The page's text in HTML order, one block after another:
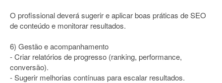
O profissional deverá sugerir e aplicar boas práticas de SEO
de conteúdo e monitorar resultados.
6) Gestão e acompanhamento
- Criar relatórios de progresso (ranking, performance,
conversão).
- Sugerir melhorias contínuas para escalar resultados.